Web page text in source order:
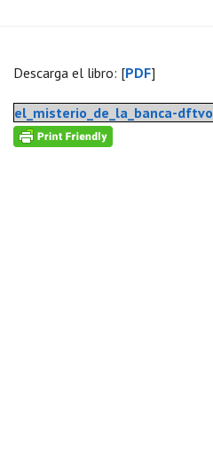
Descarga el libro: [PDF]
el_misterio_de_la_banca-dftvo